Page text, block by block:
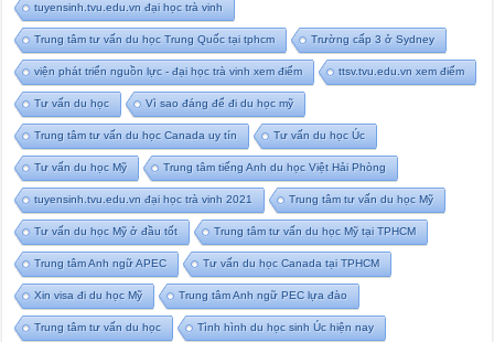
tuyensinh.tvu.edu.vn đại học trà vinh
Trung tâm tư vấn du học Trung Quốc tại tphcm Trường cấp 3 ở Sydney
viện phát triển nguồn lực - đại học trà vinh xem điểm ttsv.tvu.edu.vn xem điểm
Tư vấn du học Vì sao đáng để đi du học mỹ
Trung tâm tư vấn du học Canada uy tín Tư vấn du học Úc
Tư vấn du học Mỹ Trung tâm tiếng Anh du học Việt Hải Phòng
tuyensinh.tvu.edu.vn đại học trà vinh 2021 Trung tâm tư vấn du học Mỹ
Tư vấn du học Mỹ ở đầu tốt Trung tâm tư vấn du học Mỹ tại TPHCM
Trung tâm Anh ngữ APEC Tư vấn du học Canada tại TPHCM
Xin visa đi du học Mỹ Trung tâm Anh ngữ PEC lựa đào
Trung tâm tư vấn du học Tình hình du học sinh Úc hiện nay